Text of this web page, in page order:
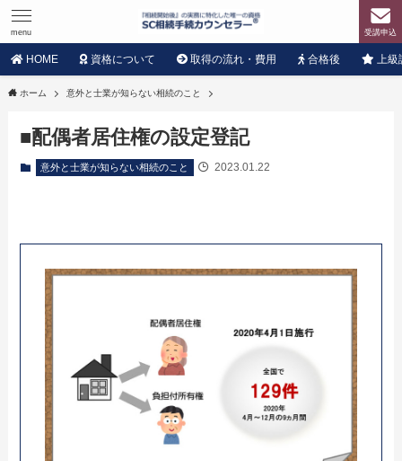
受講申込
menu
HOME 資格について 取得の流れ・費用 合格後 上級
ホーム 意外と士業が知らない相続のこと
■配偶者居住権の設定登記
意外と士業が知らない相続のこと 2023.01.22